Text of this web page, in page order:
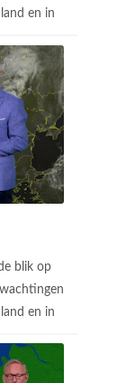
en in
blik op
en in